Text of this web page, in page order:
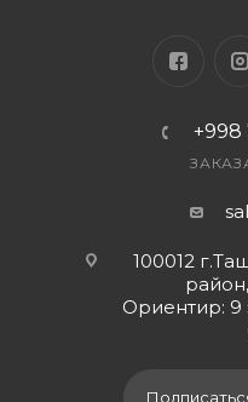
+998
100012
Ориентир: 9